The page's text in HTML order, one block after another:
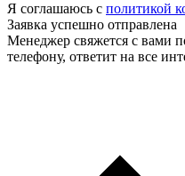
Я соглашаюсь с политикой
Заявка успешно отправлена
Менеджер свяжется с вами
телефону, ответит на все